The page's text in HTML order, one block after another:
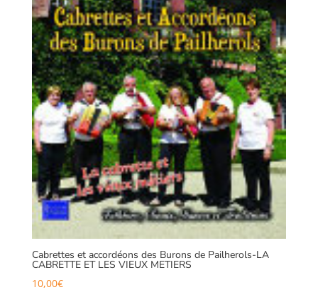
Cabrettes et accordéons des Burons de Pailherols-LA
CABRETTE ET LES VIEUX METIERS
10,00€